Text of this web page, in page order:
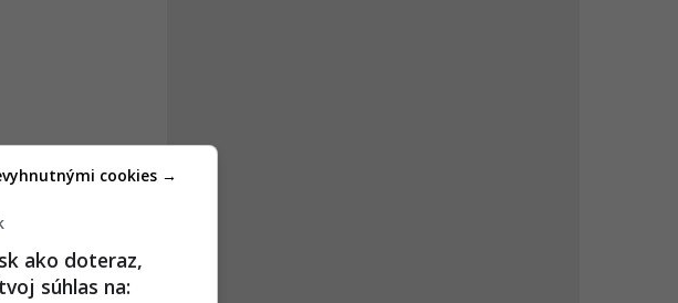
ako doteraz,
súhlas na:
cookies →